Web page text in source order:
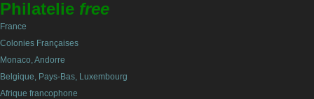
Philatelie free
France
Colonies Françaises
Monaco, Andorre
Belgique, Pays-Bas, Luxembourg
Afrique francophone